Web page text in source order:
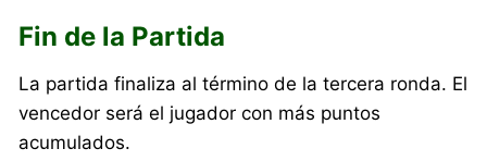
Fin de la Partida
La partida finaliza al término de la tercera ronda. El
vencedor será el jugador con más puntos
acumulados.